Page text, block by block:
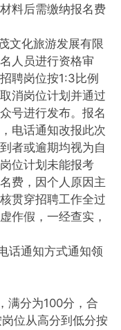
料后需缴纳报名费
文化旅游发展有限
人员进行资格审
聘岗位按1:3比例
消岗位计划并通过
号进行发布。报名
电话通知改报此次
者或逾期均视为自
位计划未能报考
费，因个人原因主
贯穿招聘工作全过
作假，一经查实，
话通知方式通知领
满分为100分，合
位从高分到低分按